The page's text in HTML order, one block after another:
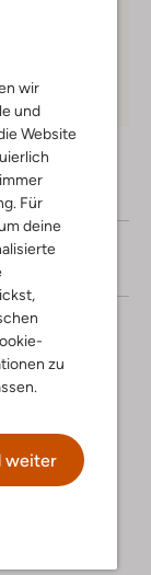
wir
und
Website
Für
deine
zu
weiter